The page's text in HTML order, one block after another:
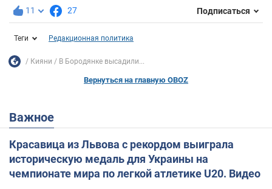
11 27 Подписаться
Теги Редакционная политика
Кияни В Бородянке высадили...
Вернуться на главную OBOZ
Важное
Красавица из Львова с рекордом выиграла
историческую медаль для Украины на
чемпионате мира по легкой атлетике U20. Видео